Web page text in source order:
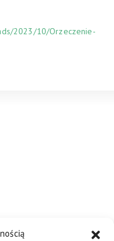
2023/10/Orzeczenie-